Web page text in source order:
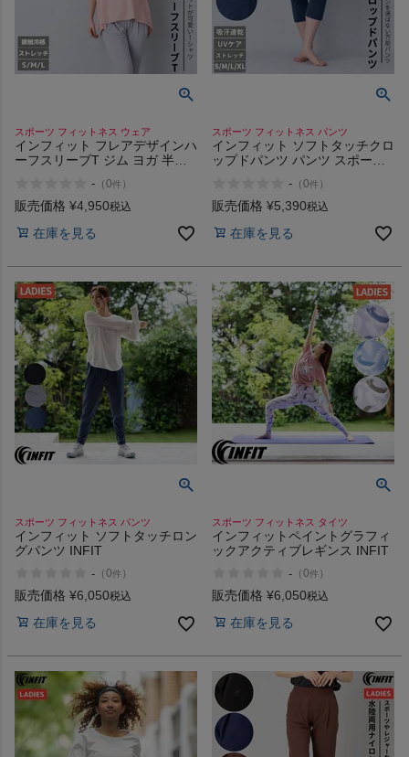
スポーツ フィットネス ウェア
インフィット フレアデザインハ
ーフスリーブT ジム ヨガ 半袖
ネス ウェア INFIT
- （0件 ）
販売価格 ¥4,950税込
在庫を見る
スポーツ フィットネス パンツ
インフィット ソフトタッチクロ
ップドパンツ パンツ スポーツ
UVカット ストレッチ 吸汗速乾
INFIT
- （0件 ）
販売価格 ¥5,390税込
在庫を見る
スポーツ フィットネス パンツ
インフィット ソフトタッチロン
グパンツ INFIT
- （0件 ）
販売価格 ¥6,050税込
在庫を見る
スポーツ フィットネス タイツ
インフィットペイントグラフィ
ックアクティブレギンス INFIT
- （0件 ）
販売価格 ¥6,050税込
在庫を見る